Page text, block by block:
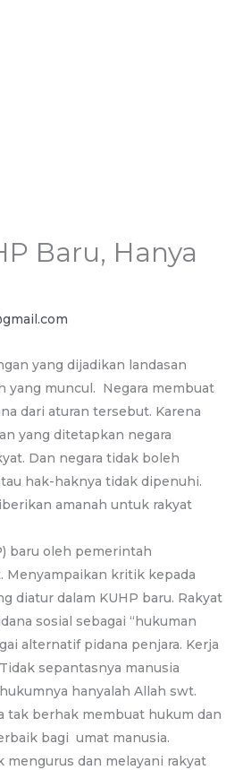
Baru, Hanya
yang dijadikan landasan
yang muncul. Negara membuat
dari aturan tersebut. Karena
yang ditetapkan negara
Dan negara tidak boleh
hak-haknya tidak dipenuhi.
amanah untuk rakyat
baru oleh pemerintah
Menyampaikan kritik kepada
diatur dalam KUHP baru. Rakyat
sosial sebagai “hukuman
alternatif pidana penjara. Kerja
sepantasnya manusia
hanyalah Allah swt.
tak berhak membuat hukum dan
bagi umat manusia.
mengurus dan melayani rakyat